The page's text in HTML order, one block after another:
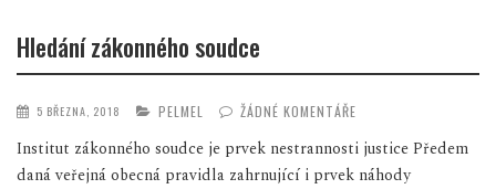
Hledání zákonného soudce
5 BŘEZNA, 2018 PELMEL ŽÁDNÉ KOMENTÁŘE
Institut zákonného soudce je prvek nestrannosti justice Předem
daná veřejná obecná pravidla zahrnující i prvek náhody